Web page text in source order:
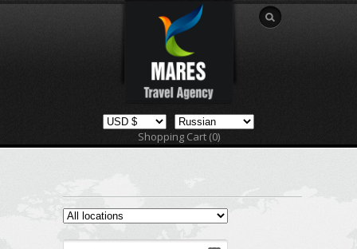
Shopping Cart (0)